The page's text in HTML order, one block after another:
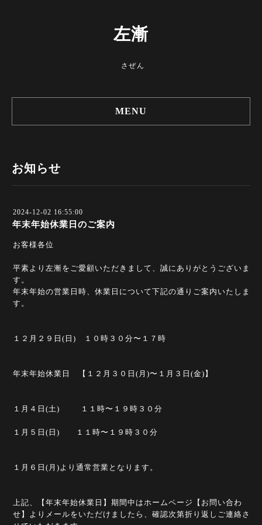
左漸
さぜん
MENU
お知らせ
2024-12-02 16:55:00
年末年始休業日のご案内
お客様各位
平素より左漸をご愛顧いただきまして、誠にありがとうございま
す。
年末年始の営業日時、休業日について下記の通りご案内いたしま
す。
１２月２９日(日) １０時３０分〜１７時
年末年始休業日 【１２月３０日(月)〜１月３日(金)】
１月４日(土) １１時〜１９時３０分
１月５日(日) １１時〜１９時３０分
１月６日(月)より通常営業となります。
上記、【年末年始休業日】期間中はホームページ【お問い合わ
せ】よりメールをいただけましたら、確認次第折り返しご連絡さ